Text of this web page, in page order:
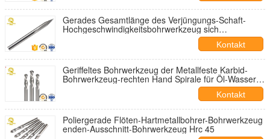
Gerades Gesamtlänge des Verjüngungs-Schaft-
Hochgeschwindigkeitsbohrwerkzeug sich
verjüngende Bohrgerät-Bohrwerkzeug-35-100
Kontakt
Geriffeltes Bohrwerkzeug der Metallfeste Karbid-
Bohrwerkzeug-rechten Hand Spirale für Öl-Wasser-
Kontakt
Poliergerade Flöten-Hartmetallbohrer-Bohrwerkzeug
enden-Ausschnitt-Bohrwerkzeug Hrc 45